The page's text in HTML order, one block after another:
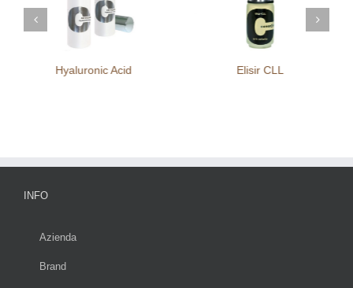
Hyaluronic Acid Elisir CLL
INFO
Azienda
Brand